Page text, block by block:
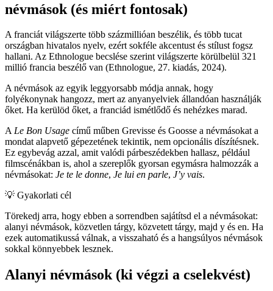
névmások (és miért fontosak)
A franciát világszerte több százmillióan beszélik, és több tucat
országban hivatalos nyelv, ezért sokféle akcentust és stílust fogsz
hallani. Az Ethnologue becslése szerint világszerte körülbelül 321
millió francia beszélő van (Ethnologue, 27. kiadás, 2024).
A névmások az egyik leggyorsabb módja annak, hogy
folyékonynak hangozz, mert az anyanyelviek állandóan használják
őket. Ha kerülöd őket, a franciád ismétlődő és nehézkes marad.
ALe Bon Usage című műben Grevisse és Goosse a névmásokat a
mondat alapvető gépezetének tekintik, nem opcionális díszítésnek.
Ez egybevág azzal, amit valódi párbeszédekben hallasz, például
filmscénákban is, ahol a szereplők gyorsan egymásra halmozzák a
névmásokat: Je te le donne, Je lui en parle, J’y vais.
💡 Gyakorlati cél
Törekedj arra, hogy ebben a sorrendben sajátítsd el a névmásokat:
alanyi névmások, közvetlen tárgy, közvetett tárgy, majd y és en. Ha
ezek automatikussá válnak, a visszaható és a hangsúlyos névmások
sokkal könnyebbek lesznek.
Alanyi névmások (ki végzi a cselekvést)